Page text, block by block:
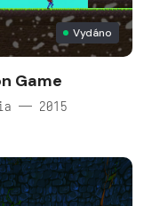
Vydáno
Game
— 2015